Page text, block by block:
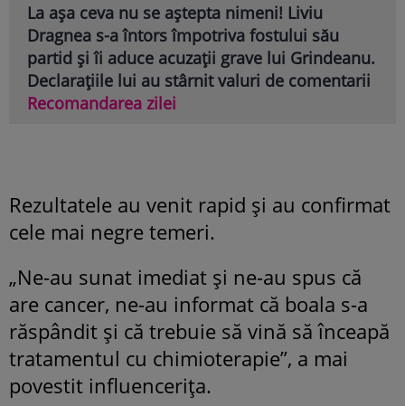
La așa ceva nu se aștepta nimeni! Liviu
Dragnea s-a întors împotriva fostului său
partid și îi aduce acuzații grave lui Grindeanu.
Declarațiile lui au stârnit valuri de comentarii
Recomandarea zilei
Rezultatele au venit rapid și au confirmat
cele mai negre temeri.
„Ne-au sunat imediat și ne-au spus că
are cancer, ne-au informat că boala s-a
răspândit și că trebuie să vină să înceapă
tratamentul cu chimioterapie”, a mai
povestit influencerița.